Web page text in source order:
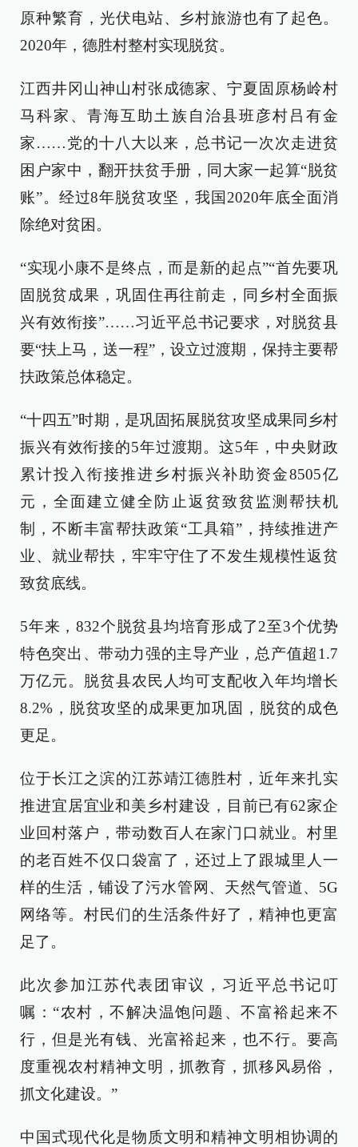
原种繁育，光伏电站、乡村旅游也有了起色。
2020年，德胜村整村实现脱贫。
江西井冈山神山村张成德家、宁夏固原杨岭村
马科家、青海互助土族自治县班彦村吕有金
家……党的十八大以来，总书记一次次走进贫
困户家中，翻开扶贫手册，同大家一起算“脱贫
账”。经过8年脱贫攻坚，我国2020年底全面消
除绝对贫困。
“实现小康不是终点，而是新的起点”“首先要巩
固脱贫成果，巩固住再往前走，同乡村全面振
兴有效衔接”……习近平总书记要求，对脱贫县
要“扶上马，送一程”，设立过渡期，保持主要帮
扶政策总体稳定。
“十四五”时期，是巩固拓展脱贫攻坚成果同乡村
振兴有效衔接的5年过渡期。这5年，中央财政
累计投入衔接推进乡村振兴补助资金8505亿
元，全面建立健全防止返贫致贫监测帮扶机
制，不断丰富帮扶政策“工具箱”，持续推进产
业、就业帮扶，牢牢守住了不发生规模性返贫
致贫底线。
5年来，832个脱贫县均培育形成了2至3个优势
特色突出、带动力强的主导产业，总产值超1.7
万亿元。脱贫县农民人均可支配收入年均增长
8.2%，脱贫攻坚的成果更加巩固，脱贫的成色
更足。
位于长江之滨的江苏靖江德胜村，近年来扎实
推进宜居宜业和美乡村建设，目前已有62家企
业回村落户，带动数百人在家门口就业。村里
的老百姓不仅口袋富了，还过上了跟城里人一
样的生活，铺设了污水管网、天然气管道、5G
网络等。村民们的生活条件好了，精神也更富
足了。
此次参加江苏代表团审议，习近平总书记叮
嘱：“农村，不解决温饱问题、不富裕起来不
行，但是光有钱、光富裕起来，也不行。要高
度重视农村精神文明，抓教育，抓移风易俗，
抓文化建设。”
中国式现代化是物质文明和精神文明相协调的